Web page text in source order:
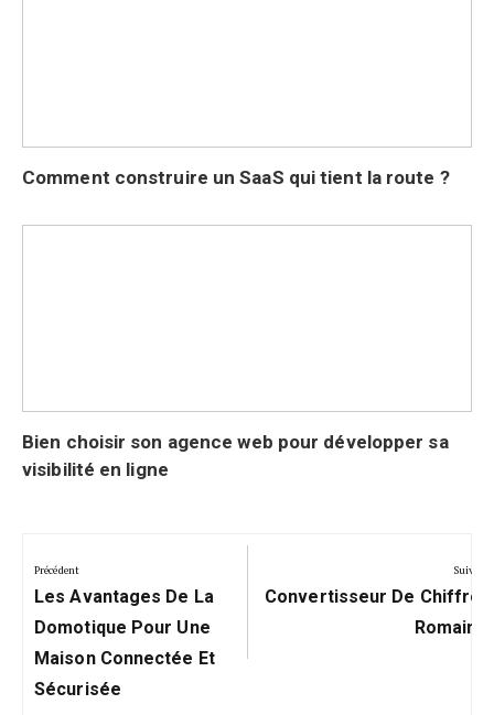
Comment construire un SaaS qui tient la route ?
Bien choisir son agence web pour développer sa
visibilité en ligne
de
l’article
Précédent
Précédent:
Les Avantages De La
Domotique Pour Une
Maison Connectée Et
Sécurisée
Suivant
Suivant:
Convertisseur De Chiffres
Romains